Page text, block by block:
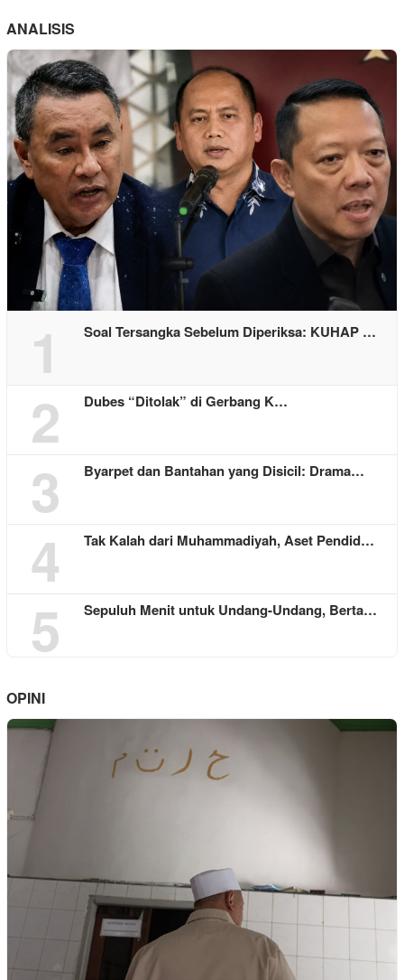
ANALISIS
1 Soal Tersangka Sebelum Diperiksa: KUHAP …
2 Dubes “Ditolak” di Gerbang K…
3 Byarpet dan Bantahan yang Disicil: Drama…
4 Tak Kalah dari Muhammadiyah, Aset Pendid…
5 Sepuluh Menit untuk Undang-Undang, Berta…
OPINI